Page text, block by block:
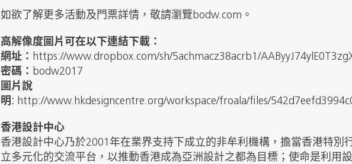
如欲了解更多活動及門票詳情，敬請瀏覽bodw.com。
高解像度圖片可在以下連結下載：
網址： https://www.dropbox.com/sh/5achmacz38acrb1/
密碼： bodw2017
圖片說
明: http://www.hkdesigncentre.org/workspace/froala/files/
香港設計中心
香港設計中心乃於2001年在業界支持下成立的非牟利機構，擔當香港特別
立多元化的交流平台，以推動香港成為亞洲設計之都為目標；使命是利用